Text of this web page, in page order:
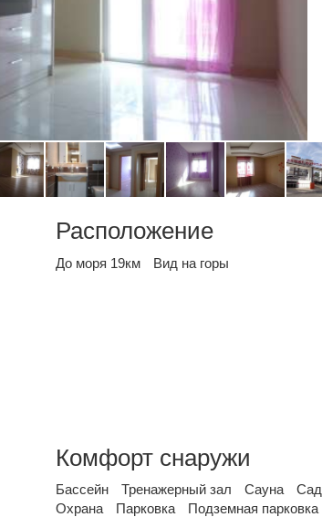
Расположение
До моря 19км Вид на горы
Комфорт снаружи
Бассейн Тренажерный зал Сауна
Сад
Охрана
Парковка Подземная парковка